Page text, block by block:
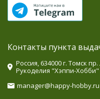
Контакты пункта
Россия, 634000 г. Томск
Рукоделия "Хэппи-Хобби"
manager@happy-hobby.ru